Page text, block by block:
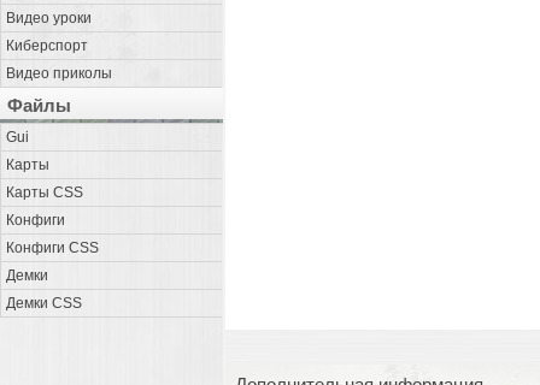
Видео уроки
Киберспорт
Видео приколы
Файлы
Gui
Карты
Карты CSS
Конфиги
Конфиги CSS
Демки
Демки CSS